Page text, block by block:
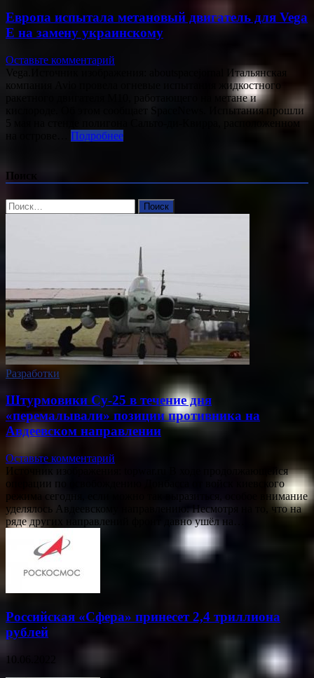
Европа испытала метановый двигатель для Vega
E на замену украинскому
Оставьте комментарий
Vega.Источник изображения: aboutspacejornal Итальянская
компания Avio провела огневые испытания жидкостного
ракетного двигателя M10, работающего на метане и
кислороде. Об этом сообщает SpaceNews. Испытания прошли
5 мая на стенде полигона Сальто-ди-Квирра, расположенном
Подробнее
Поиск
Найти:
Разработки
Штурмовики Су-25 в течение дня
«перемалывали» позиции противника на
Авдеевском направлении
Оставьте комментарий
Источник изображения: topwar.ru В ходе продолжающейся
операции по освобождению Донбасса от войск киевского
режима сегодня, если можно так выразиться, особое внимание
уделялось Авдеевскому направлению. Несмотря на то, что на
ряде других направлений фронт давно ушёл на…
Российская «Сфера» принесет 2,4 триллиона
рублей
10.06.2022